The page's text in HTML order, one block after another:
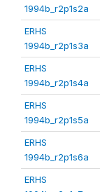
1994b_r2p1s2a
ERHS
1994b_r2p1s3a
ERHS
1994b_r2p1s4a
ERHS
1994b_r2p1s5a
ERHS
1994b_r2p1s6a
ERHS